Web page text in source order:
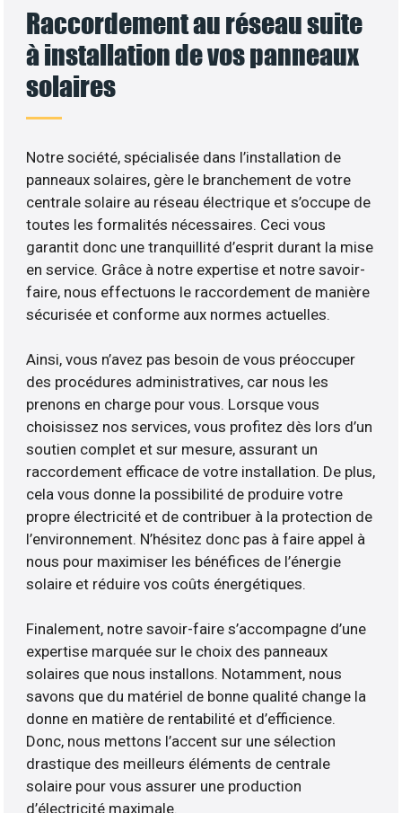
Raccordement au réseau suite
à installation de vos panneaux
solaires
Notre société, spécialisée dans l’installation de
panneaux solaires, gère le branchement de votre
centrale solaire au réseau électrique et s’occupe de
toutes les formalités nécessaires. Ceci vous
garantit donc une tranquillité d’esprit durant la mise
en service. Grâce à notre expertise et notre savoir-
faire, nous effectuons le raccordement de manière
sécurisée et conforme aux normes actuelles.
Ainsi, vous n’avez pas besoin de vous préoccuper
des procédures administratives, car nous les
prenons en charge pour vous. Lorsque vous
choisissez nos services, vous profitez dès lors d’un
soutien complet et sur mesure, assurant un
raccordement efficace de votre installation. De plus,
cela vous donne la possibilité de produire votre
propre électricité et de contribuer à la protection de
l’environnement. N’hésitez donc pas à faire appel à
nous pour maximiser les bénéfices de l’énergie
solaire et réduire vos coûts énergétiques.
Finalement, notre savoir-faire s’accompagne d’une
expertise marquée sur le choix des panneaux
solaires que nous installons. Notamment, nous
savons que du matériel de bonne qualité change la
donne en matière de rentabilité et d’efficience.
Donc, nous mettons l’accent sur une sélection
drastique des meilleurs éléments de centrale
solaire pour vous assurer une production
d’électricité maximale.